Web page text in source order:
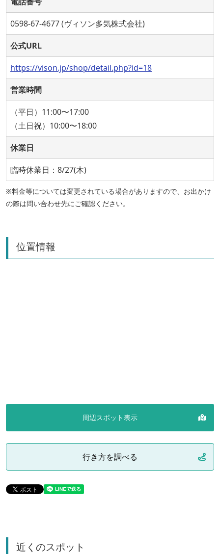
0598-67-4677 (ヴィソン多気株式会社)
公式URL
https://vison.jp/shop/detail.php?id=18
営業時間
（平日）11:00〜17:00
（土日祝）10:00〜18:00
休業日
臨時休業日：8/27(木)
※料金等については変更されている場合がありますので、お出かけ
の際は問い合わせ先にご確認ください。
位置情報
周辺スポット表示
行き方を調べる
近くのスポット